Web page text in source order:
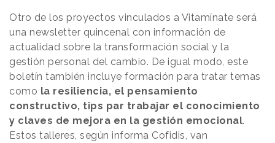
Otro de los proyectos vinculados a Vitamínate será
una newsletter quincenal con información de
actualidad sobre la transformación social y la
gestión personal del cambio. De igual modo, este
boletín también incluye formación para tratar temas
como la resiliencia, el pensamiento
constructivo, tips par trabajar el conocimiento
y claves de mejora en la gestión emocional.
Estos talleres, según informa Cofidis, van